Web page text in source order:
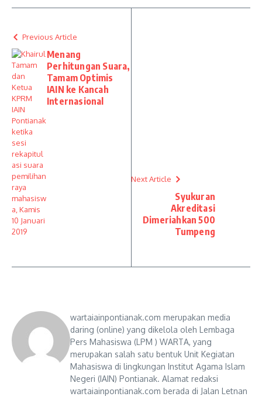
Previous Article
Menang
Perhitungan Suara,
Tamam Optimis
IAIN ke Kancah
Internasional
Next Article
Syukuran
Akreditasi
Dimeriahkan 500
Tumpeng
wartaiainpontianak.com merupakan media
daring (online) yang dikelola oleh Lembaga
Pers Mahasiswa (LPM ) WARTA, yang
merupakan salah satu bentuk Unit Kegiatan
Mahasiswa di lingkungan Institut Agama Islam
Negeri (IAIN) Pontianak. Alamat redaksi
wartaiainpontianak.com berada di Jalan Letnan